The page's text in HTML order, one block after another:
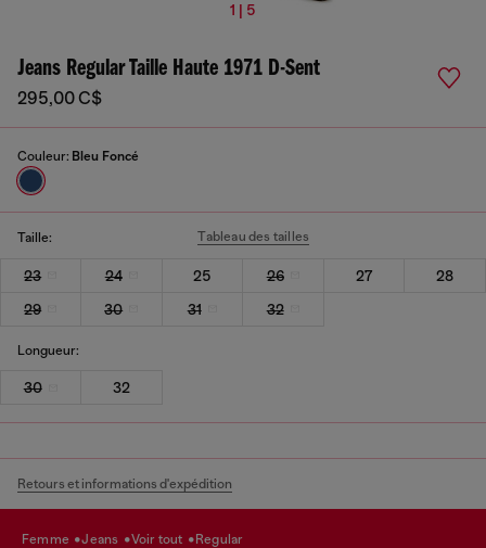
1 | 5
Jeans Regular Taille Haute 1971 D-Sent
295,00 C$
Couleur: Bleu Foncé
Taille: Tableau des tailles
23 24 25 26 27
28
29
30 31 32
Longueur:
30 32
Retours et informations d'expédition
femme jeans voir tout regular